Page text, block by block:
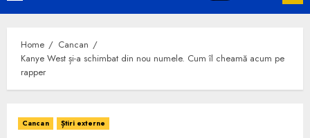
Menu
Home
Cancan
Kanye West și-a schimbat din nou numele. Cum îl cheamă acum pe
rapper
Cancan Știri externe